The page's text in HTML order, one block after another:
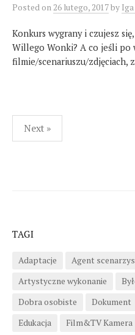
Posted on26 lutego, 2017by Iga
Konkurs wygrany i czujesz
Willego Wonki? A co jeśli po
filmie/scenariuszu/zdjęciach,
Stronicowanie
wpisów
Next »
TAGI
Adaptacje Agent
Artystyczne wykonanie
Dobra osobiste
Dokument
Edukacja
Film&TV Kamera